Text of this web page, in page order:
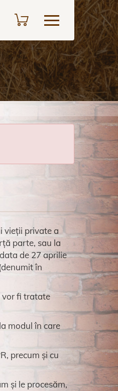
vieții private a
parte, sau la
de 27 aprilie
în
vor fi tratate
modul în care
precum și cu
și le procesăm,